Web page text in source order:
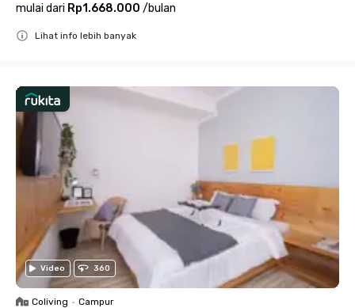
mulai dari Rp1.668.000 /bulan
Lihat info lebih banyak
Video 360
Coliving • Campur